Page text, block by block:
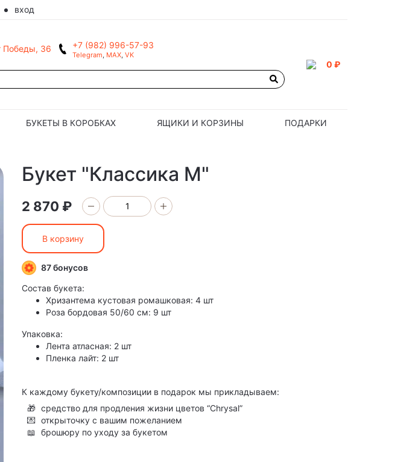
вход
Победы, 36 +7 (982) 996-57-93
Telegram, MAX, VK
0 ₽
БУКЕТЫ В КОРОБКАХ ЯЩИКИ И КОРЗИНЫ ПОДАРКИ
Букет "Классика М"
2 870 ₽
В корзину
87 бонусов
Состав букета:
Хризантема кустовая ромашковая: 4 шт
Роза бордовая 50/60 см: 9 шт
Упаковка:
Лента атласная: 2 шт
Пленка лайт: 2 шт
К каждому букету/композиции в подарок мы прикладываем:
🎁 средство для продления жизни цветов “Chrysal”
💌 открыточку с вашим пожеланием
📖 брошюру по уходу за букетом